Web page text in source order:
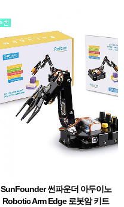
SunFounder 썬파운더 아두이노
Robotic Arm Edge 로봇암 키트